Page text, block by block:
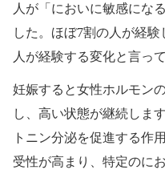
人が「においに敏感にな
した。ほぼ7割の人が経
人が経験する変化と言っ
妊娠すると女性ホルモン
し、高い状態が継続しま
トニン分泌を促進する作
受性が高まり、特定のに